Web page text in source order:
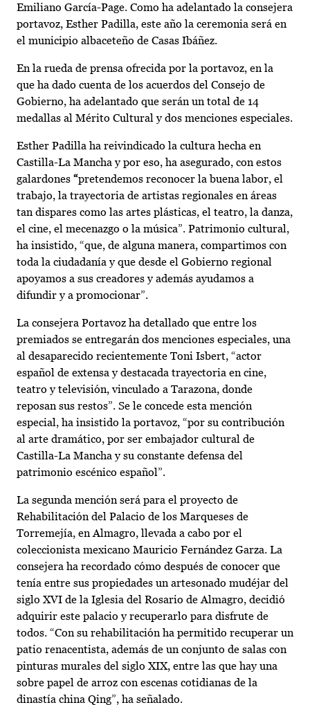
Emiliano García-Page. Como ha adelantado la consejera
portavoz, Esther Padilla, este año la ceremonia será en
el municipio albaceteño de Casas Ibáñez.
En la rueda de prensa ofrecida por la portavoz, en la
que ha dado cuenta de los acuerdos del Consejo de
Gobierno, ha adelantado que serán un total de 14
medallas al Mérito Cultural y dos menciones especiales.
Esther Padilla ha reivindicado la cultura hecha en
Castilla-La Mancha y por eso, ha asegurado, con estos
galardones “pretendemos reconocer la buena labor, el
trabajo, la trayectoria de artistas regionales en áreas
tan dispares como las artes plásticas, el teatro, la danza,
el cine, el mecenazgo o la música”. Patrimonio cultural,
ha insistido, “que, de alguna manera, compartimos con
toda la ciudadanía y que desde el Gobierno regional
apoyamos a sus creadores y además ayudamos a
difundir y a promocionar”.
La consejera Portavoz ha detallado que entre los
premiados se entregarán dos menciones especiales, una
al desaparecido recientemente Toni Isbert, “actor
español de extensa y destacada trayectoria en cine,
teatro y televisión, vinculado a Tarazona, donde
reposan sus restos”. Se le concede esta mención
especial, ha insistido la portavoz, “por su contribución
al arte dramático, por ser embajador cultural de
Castilla-La Mancha y su constante defensa del
patrimonio escénico español”.
La segunda mención será para el proyecto de
Rehabilitación del Palacio de los Marqueses de
Torremejía, en Almagro, llevada a cabo por el
coleccionista mexicano Mauricio Fernández Garza. La
consejera ha recordado cómo después de conocer que
tenía entre sus propiedades un artesonado mudéjar del
siglo XVI de la Iglesia del Rosario de Almagro, decidió
adquirir este palacio y recuperarlo para disfrute de
todos. “Con su rehabilitación ha permitido recuperar un
patio renacentista, además de un conjunto de salas con
pinturas murales del siglo XIX, entre las que hay una
sobre papel de arroz con escenas cotidianas de la
dinastía china Qing”, ha señalado.